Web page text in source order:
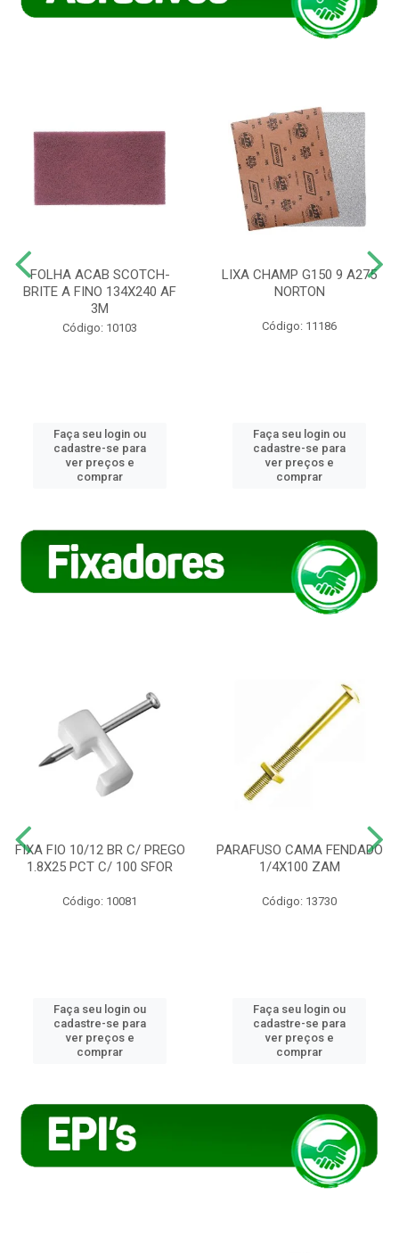
FOLHA ACAB SCOTCH-
BRITE A FINO 134X240 AF
3M
Código: 10103
Faça seu login ou
cadastre-se para
ver preços e
comprar
LIXA CHAMP G150 9 A275
NORTON
Código: 11186
Faça seu login ou
cadastre-se para
ver preços e
comprar
FIXA FIO 10/12 BR C/ PREGO
1.8X25 PCT C/ 100 SFOR
Código: 10081
Faça seu login ou
cadastre-se para
ver preços e
comprar
PARAFUSO CAMA FENDADO
1/4X100 ZAM
Código: 13730
Faça seu login ou
cadastre-se para
ver preços e
comprar